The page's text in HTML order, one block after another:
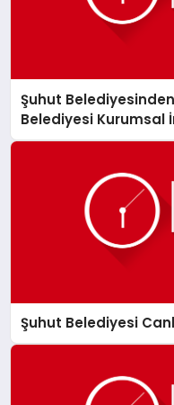
Şuhut
Belediyesi Kurumsal
Şuhut Belediyesi